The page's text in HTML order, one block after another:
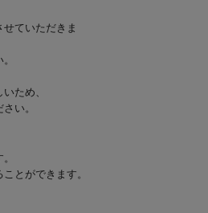
ていただきま
ため、
い。
とができます。